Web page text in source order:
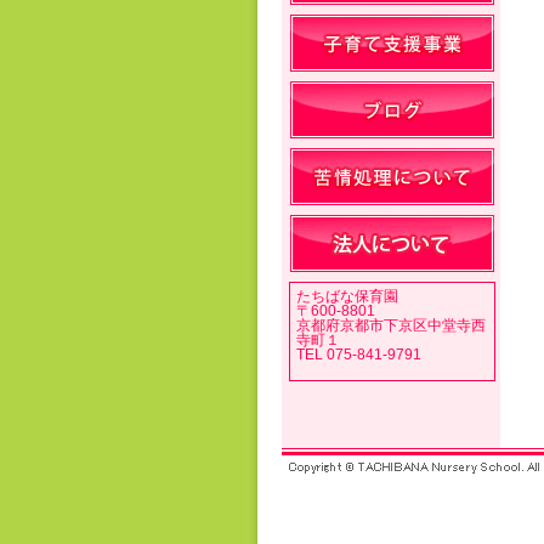
たちばな保育園
〒600-8801
京都府京都市下京区中堂寺西
寺町１
TEL 075-841-9791